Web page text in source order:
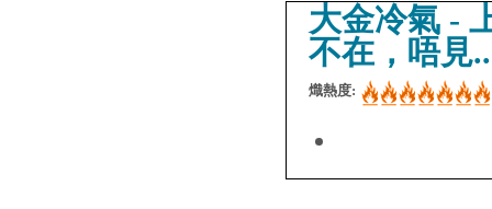
大金冷氣 -
不在，唔見..
熾熱度: